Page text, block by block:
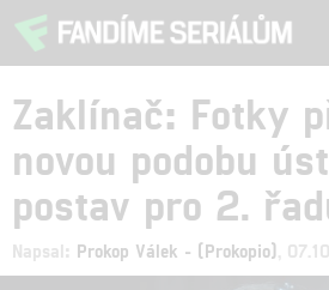
Zaklínač: Fotky
novou podobu
postav pro 2.
Napsal: Prokop Válek - (Prokopio) ,